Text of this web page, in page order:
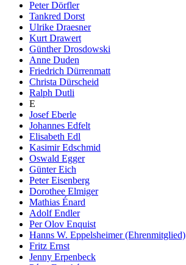
Peter Dörfler
Tankred Dorst
Ulrike Draesner
Kurt Drawert
Günther Drosdowski
Anne Duden
Friedrich Dürrenmatt
Christa Dürscheid
Ralph Dutli
E
Josef Eberle
Johannes Edfelt
Elisabeth Edl
Kasimir Edschmid
Oswald Egger
Günter Eich
Peter Eisenberg
Dorothee Elmiger
Mathias Énard
Adolf Endler
Per Olov Enquist
Hanns W. Eppelsheimer (Ehrenmitglied)
Fritz Ernst
Jenny Erpenbeck